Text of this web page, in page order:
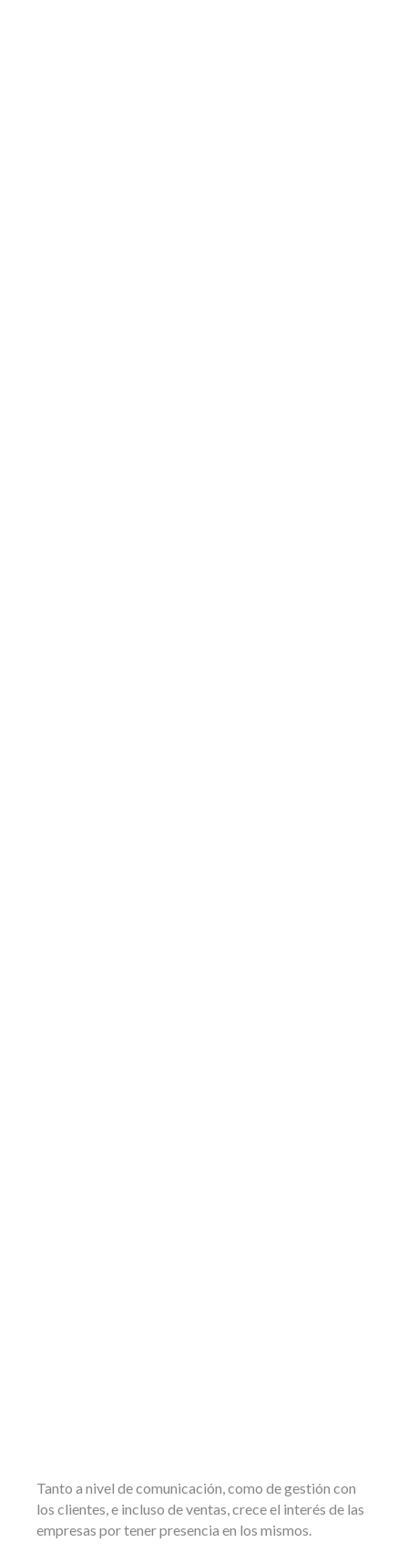
Tanto a nivel de comunicación, como de gestión con
los clientes, e incluso de ventas, crece el interés de las
empresas por tener presencia en los mismos.